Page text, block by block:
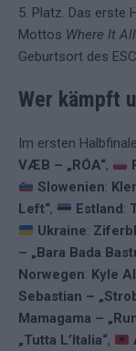
5. Platz. Das erste
Mottos Where It
Geburtsort des
Wer kämpft
Im ersten
VÆB – „RÓA“,
Slowenien:
Left“, Estland:
Ukraine:
– „Bara Bada
Norwegen: Kyle
Sebastian –
Mamagama –
„Tutta L’Italia“,